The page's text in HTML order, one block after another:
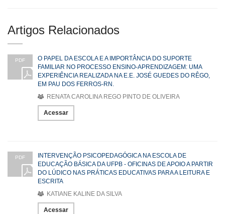
Artigos Relacionados
PDF
O PAPEL DA ESCOLA E A IMPORTÂNCIA DO SUPORTE
FAMILIAR NO PROCESSO ENSINO-APRENDIZAGEM: UMA
EXPERIÊNCIA REALIZADA NA E.E. JOSÉ GUEDES DO RÊGO,
EM PAU DOS FERROS-RN.
RENATA CAROLINA REGO PINTO DE OLIVEIRA
Acessar
PDF
INTERVENÇÃO PSICOPEDAGÓGICA NA ESCOLA DE
EDUCAÇÃO BÁSICA DA UFPB - OFICINAS DE APOIO A PARTIR
DO LÚDICO NAS PRÁTICAS EDUCATIVAS PARA A LEITURA E
ESCRITA
KATIANE KALINE DA SILVA
Acessar